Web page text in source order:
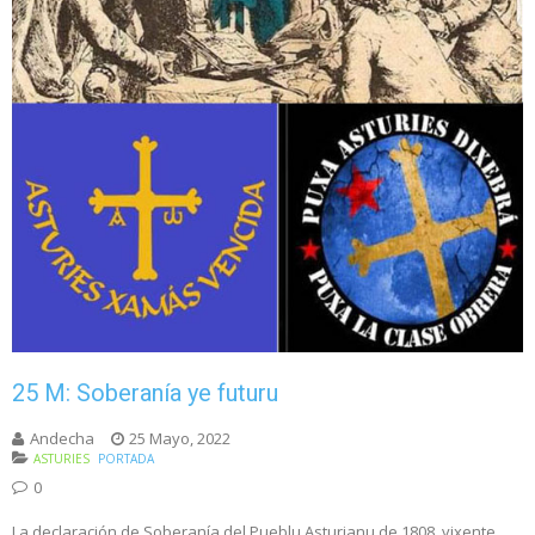
25 M: Soberanía ye futuru
Andecha 25 Mayo, 2022
ASTURIES PORTADA
0